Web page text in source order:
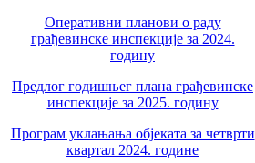
Оперативни планови о раду
грађевинске инспекције за 2024.
годину
Предлог годишњег плана грађевинске
инспекције за 2025. годину
Програм уклањања објеката за четврти
квартал 2024. године